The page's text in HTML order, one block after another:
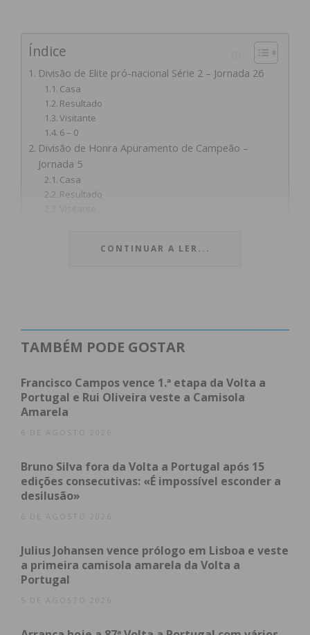
Índice
Divisão de Elite pró-nacional Série 2 – Jornada 26
Casa
Resultado
Visitante
6 – 0
Divisão de Honra Apuramento de Campeão –
Jornada 5
Casa
Resultado
Divisão de Honra Manutenção série 4 – Jornada 5
3 – 2
1.ª Divisão Série 2 – Jornada 23
Visitante
1 – 5
1 – 0
2ª Divisão Série 2 – Jornada 26
Resultado
Visitante
4 – 1
2 – 2
ADI
2ª Divisão Série 3 – Jornada 26
Casa
CONTINUAR A LER...
TAMBÉM PODE GOSTAR
Francisco Campos vence 1.ª etapa da Volta a
Portugal e Rui Oliveira veste a Camisola
Amarela
6 DE AGOSTO 2026
Bruno Silva fora da Volta a Portugal após 15
edições consecutivas: «É impossível esconder a
desilusão»
6 DE AGOSTO 2026
Julius Johansen vence prólogo em Lisboa e veste
a primeira camisola amarela da Volta a
Portugal
5 DE AGOSTO 2026